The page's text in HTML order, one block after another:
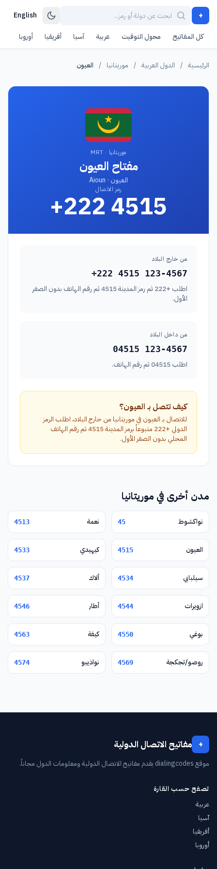
+
English
كل المفاتيح محول التوقيت عربية آسيا أفريقيا أوروبا
الرئيسية / الدول العربية / موريتانيا / العيون
موريتانيا · MRT
مفتاح العيون
العيون · Aioun
رمز الاتصال
+222 4515
من خارج البلاد
+222 4515 123-4567
اطلب +222 ثم رمز المدينة 4515 ثم رقم الهاتف بدون الصفر
الأول.
من داخل البلاد
04515 123-4567
اطلب 04515 ثم رقم الهاتف.
كيف تتصل بـ العيون؟
للاتصال بـ العيون في موريتانيا من خارج البلاد، اطلب الرمز
الدولي +222 متبوعاً برمز المدينة 4515 ثم رقم الهاتف
المحلي بدون الصفر الأول.
مدن أخرى في موريتانيا
نواكشوط 45 نعمة 4513
العيون 4515 كيهيدي 4533
سيلبابي 4534 ألاك 4537
ازويرات 4544 أطار 4546
بوغي 4550 كيفة 4563
روصو/تجكجة 4569 نواذيبو 4574
+ مفاتيح الاتصال الدولية
موقع dialingcodes يقدم مفاتيح الاتصال الدولية ومعلومات الدول مجاناً.
تصفح حسب القارة
عربية
آسيا
أفريقيا
أوروبا